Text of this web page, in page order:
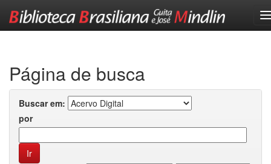
Página de busca
Buscar em:
por